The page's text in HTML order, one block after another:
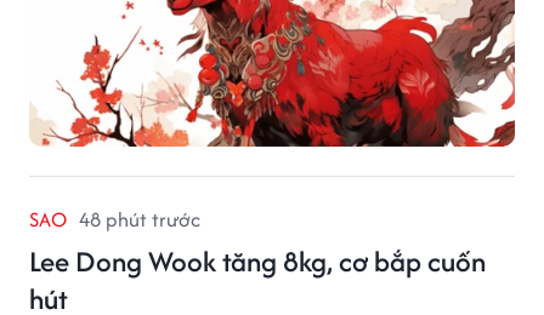
SAO 48 phút trước
Lee Dong Wook tăng 8kg, cơ bắp cuốn
hút